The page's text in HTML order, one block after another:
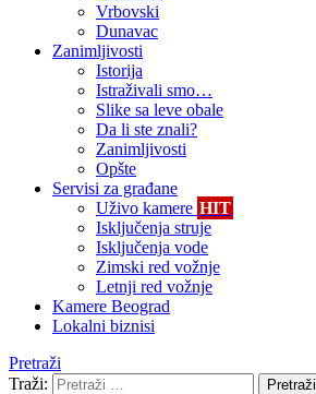
Vrbovski
Dunavac
Zanimljivosti
Istorija
Istraživali smo…
Slike sa leve obale
Da li ste znali?
Zanimljivosti
Opšte
Servisi za građane
Uživo kamere HIT
Isključenja struje
Isključenja vode
Zimski red vožnje
Letnji red vožnje
Kamere Beograd
Lokalni biznisi
Pretraži
Traži:
Pretraži